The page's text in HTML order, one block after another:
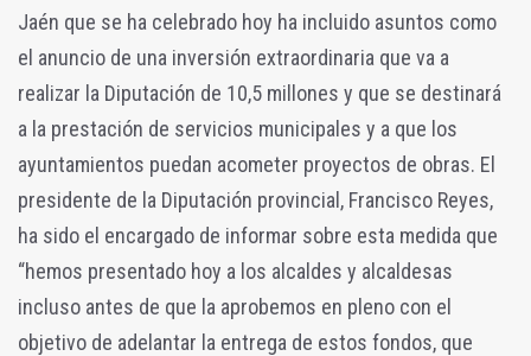
Jaén que se ha celebrado hoy ha incluido asuntos como
el anuncio de una inversión extraordinaria que va a
realizar la Diputación de 10,5 millones y que se destinará
a la prestación de servicios municipales y a que los
ayuntamientos puedan acometer proyectos de obras. El
presidente de la Diputación provincial, Francisco Reyes,
ha sido el encargado de informar sobre esta medida que
“hemos presentado hoy a los alcaldes y alcaldesas
incluso antes de que la aprobemos en pleno con el
objetivo de adelantar la entrega de estos fondos, que